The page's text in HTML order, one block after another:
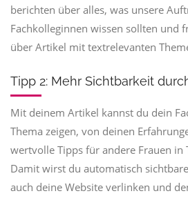
berichten über alles, was unsere
Fachkolleginnen wissen sollten und
über Artikel mit textrelevanten
Tipp 2: Mehr Sichtbarkeit
Mit deinem Artikel kannst du dein
Thema zeigen, von deinen
wertvolle Tipps für andere Frauen in
Damit wirst du automatisch
auch deine Website verlinken und